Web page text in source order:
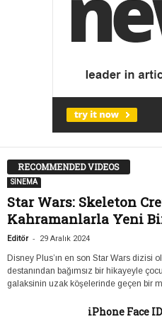
RECOMMENDED VIDEOS
SİNEMA
Star Wars: Skeleton
Kahramanlarla Yeni
Editör - 29 Aralık 2024
Disney Plus’ın en son Star Wars dizisi
destanından bağımsız bir hikayeyle
galaksinin uzak köşelerinde geçen bir
iPhone Face